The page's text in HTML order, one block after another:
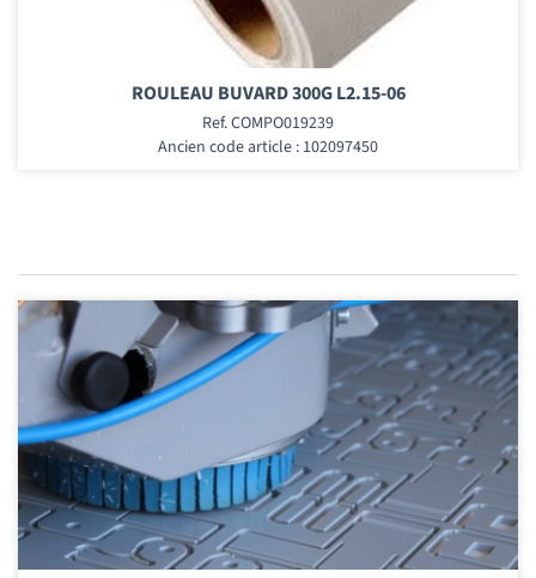
ROULEAU BUVARD 300G L2.15-06
Ref. COMPO019239
Ancien code article : 102097450